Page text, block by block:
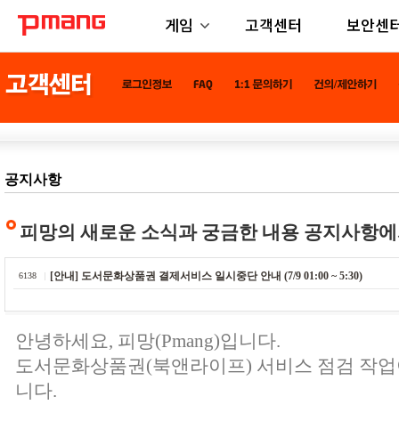
게임 고객센터 보안센
공지사항
피망의 새로운 소식과 궁금한 내용 공지사항
6138 [안내] 도서문화상품권 결제서비스 일시중단 안내 (7/9 01:00 ~ 5:30)
안녕하세요, 피망(Pmang)입니다.
도서문화상품권(북앤라이프) 서비스 점검 작
니다.